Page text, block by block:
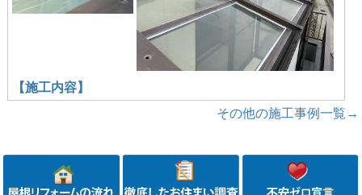
【施工内容】
その他の施工事例一覧→